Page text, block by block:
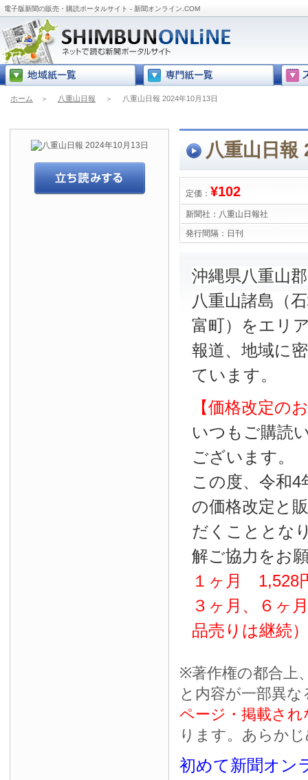
電子版新聞の販売・購読ポータルサイト - 新聞オンライン.COM
ホーム ＞ 八重山日報 ＞ 八重山日報 2024年10月13日
八重山日報
定価： ¥102
新聞社： 八重山日報社
発行間隔： 日刊
沖縄県八重山
八重山諸島（
富町）をエリ
報道、地域に
ています。
【価格改定の
いつもご購読
ございます。
この度、令和4
の価格改定と
だくこととな
解ご協力をお
１ヶ月 1,528
３ヶ月、６ヶ
品売りは継続）
※著作権の都合上
と内容が一部異な
ページ・掲載され
ります。あらか
初めて新聞オン